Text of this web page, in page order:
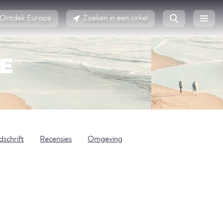
Ontdek Europa Zoeken in een cirkel
Recensies Omgeving